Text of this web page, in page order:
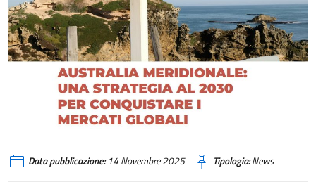
Data pubblicazione:14 Novembre 2025 Tipologia:News